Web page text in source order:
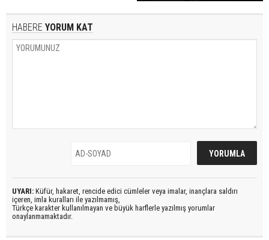
HABERE YORUM KAT
UYARI: Küfür, hakaret, rencide edici cümleler veya imalar, inançlara saldırı
içeren, imla kuralları ile yazılmamış,
Türkçe karakter kullanılmayan ve büyük harflerle yazılmış yorumlar
onaylanmamaktadır.